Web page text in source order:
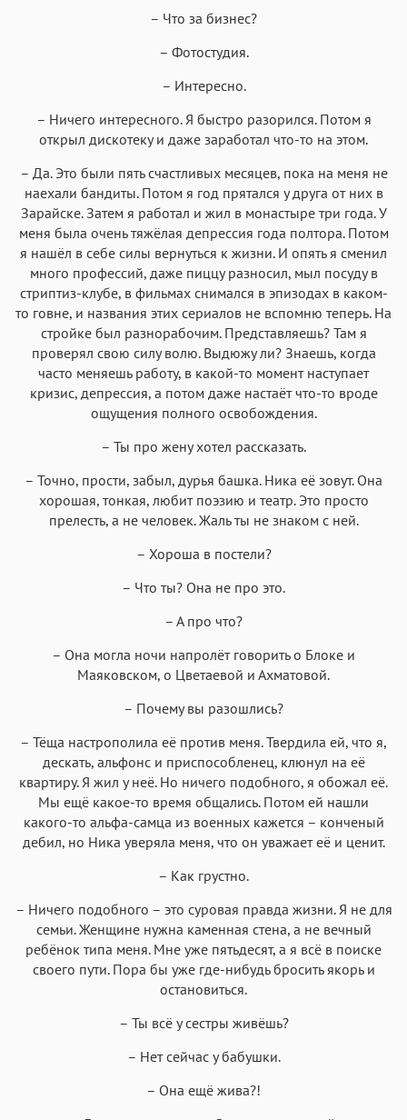
– Что за бизнес?
– Фотостудия.
– Интересно.
– Ничего интересного. Я быстро разорился. Потом я
открыл дискотеку и даже заработал что-то на этом.
– Да. Это были пять счастливых месяцев, пока на меня не
наехали бандиты. Потом я год прятался у друга от них в
Зарайске. Затем я работал и жил в монастыре три года. У
меня была очень тяжёлая депрессия года полтора. Потом
я нашёл в себе силы вернуться к жизни. И опять я сменил
много профессий, даже пиццу разносил, мыл посуду в
стриптиз-клубе, в фильмах снимался в эпизодах в каком-
то говне, и названия этих сериалов не вспомню теперь. На
стройке был разнорабочим. Представляешь? Там я
проверял свою силу волю. Выдюжу ли? Знаешь, когда
часто меняешь работу, в какой-то момент наступает
кризис, депрессия, а потом даже настаёт что-то вроде
ощущения полного освобождения.
– Ты про жену хотел рассказать.
– Точно, прости, забыл, дурья башка. Ника её зовут. Она
хорошая, тонкая, любит поэзию и театр. Это просто
прелесть, а не человек. Жаль ты не знаком с ней.
– Хороша в постели?
– Что ты? Она не про это.
– А про что?
– Она могла ночи напролёт говорить о Блоке и
Маяковском, о Цветаевой и Ахматовой.
– Почему вы разошлись?
– Тёща настрополила её против меня. Твердила ей, что я,
дескать, альфонс и приспособленец, клюнул на её
квартиру. Я жил у неё. Но ничего подобного, я обожал её.
Мы ещё какое-то время общались. Потом ей нашли
какого-то альфа-самца из военных кажется – конченый
дебил, но Ника уверяла меня, что он уважает её и ценит.
– Как грустно.
– Ничего подобного – это суровая правда жизни. Я не для
семьи. Женщине нужна каменная стена, а не вечный
ребёнок типа меня. Мне уже пятьдесят, а я всё в поиске
своего пути. Пора бы уже где-нибудь бросить якорь и
остановиться.
– Ты всё у сестры живёшь?
– Нет сейчас у бабушки.
– Она ещё жива?!